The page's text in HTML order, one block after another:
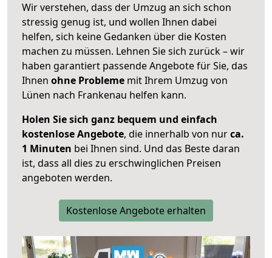
Wir verstehen, dass der Umzug an sich schon
stressig genug ist, und wollen Ihnen dabei
helfen, sich keine Gedanken über die Kosten
machen zu müssen. Lehnen Sie sich zurück – wir
haben garantiert passende Angebote für Sie, das
Ihnen ohne Probleme mit Ihrem Umzug von
Lünen nach Frankenau helfen kann.
Holen Sie sich ganz bequem und einfach
kostenlose Angebote, die innerhalb von nurca.
1 Minuten bei Ihnen sind. Und das Beste daran
ist, dass all dies zu erschwinglichen Preisen
angeboten werden.
Kostenlose Angebote erhalten